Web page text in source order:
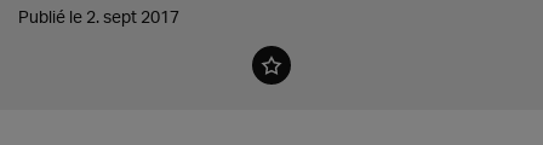
Publié le 2. sept 2017